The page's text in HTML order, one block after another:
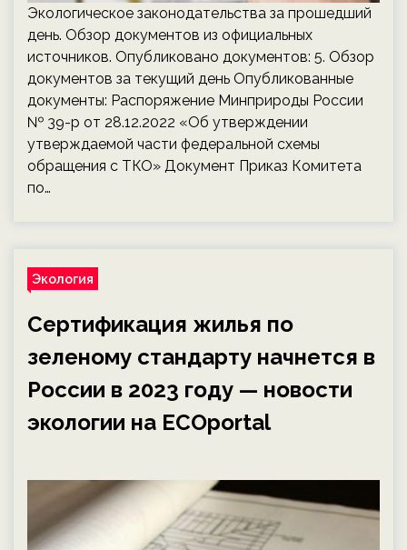
Экологическое законодательства за прошедший
день. Обзор документов из официальных
источников. Опубликовано документов: 5. Обзор
документов за текущий день Опубликованные
документы: Распоряжение Минприроды России
№ 39-р от 28.12.2022 «Об утверждении
утверждаемой части федеральной схемы
обращения с ТКО» Документ Приказ Комитета
по…
Экология
Сертификация жилья по
зеленому стандарту начнется в
России в 2023 году — новости
экологии на ECOportal